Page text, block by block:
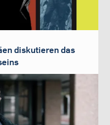
diskutieren das